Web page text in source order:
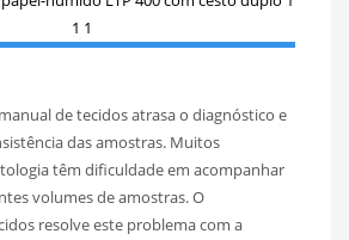
de tecidos atrasa o diagnóstico e
das amostras. Muitos
têm dificuldade em acompanhar
volumes de amostras. O
resolve este problema com a